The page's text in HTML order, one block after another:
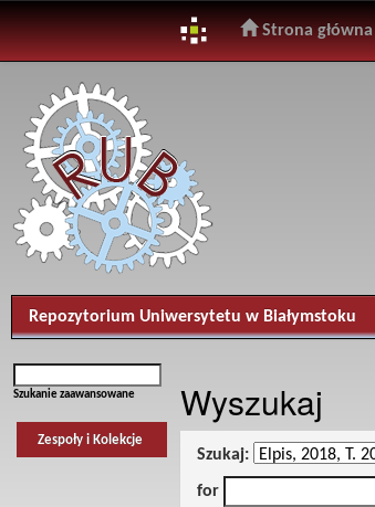
navigation
Strona główna
Repozytorium Uniwersytetu w Białymstoku
Szukanie zaawansowane
Zespoły i Kolekcje
Wyszukaj
Szukaj:
for